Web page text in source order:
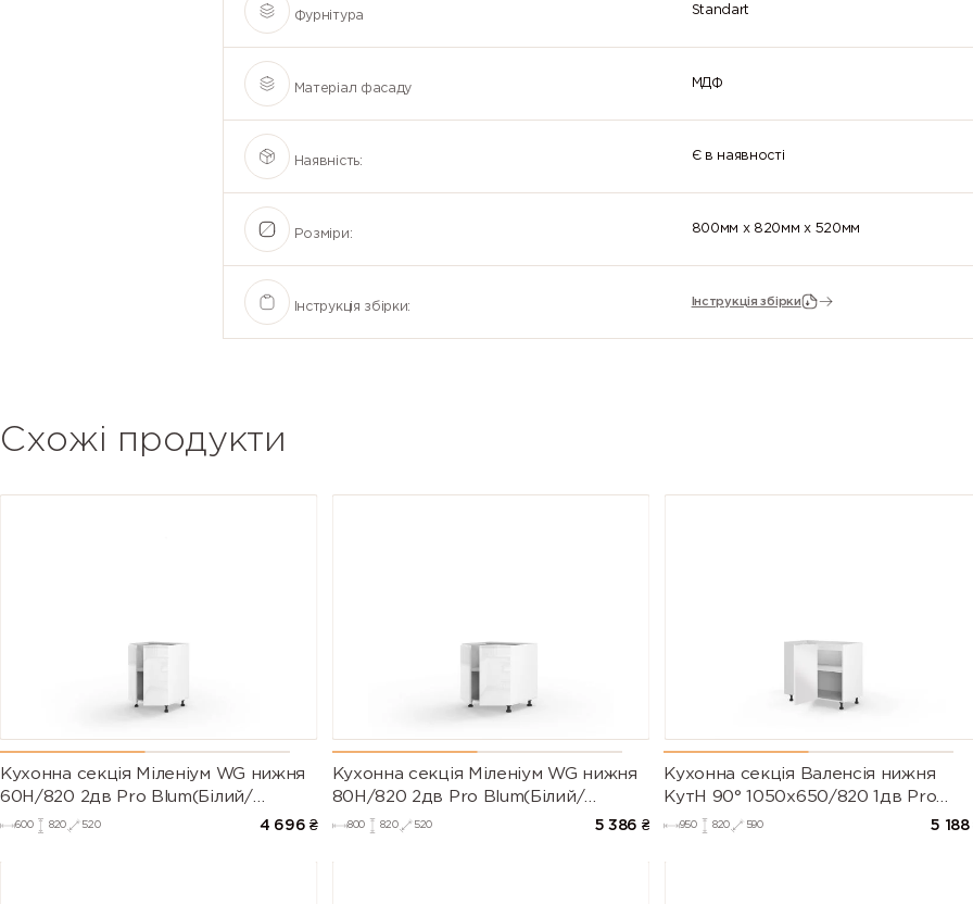
Фурнітура Standart
Матеріал фасаду МДФ
Наявність: Є в наявності
Розміри: 800мм x 820мм x 520мм
Інструкція збірки: Інструкція збірки
Схожі продукти
Кухонна секція Міленіум WG нижня
60Н/820 2дв Pro Blum(Білий/
Глянець Білий)
600 820 520 4 696 ₴
Кухонна секція Міленіум WG нижня
80Н/820 2дв Pro Blum(Білий/
Глянець Білий (Серія М))
800 820 520 5 386 ₴
Кухонна секція Валенсія нижня
КутН 90° 1050х650/820 1дв Pro
Blum (Білий/Напівмат Білий 9003)
950 820 590 5 188